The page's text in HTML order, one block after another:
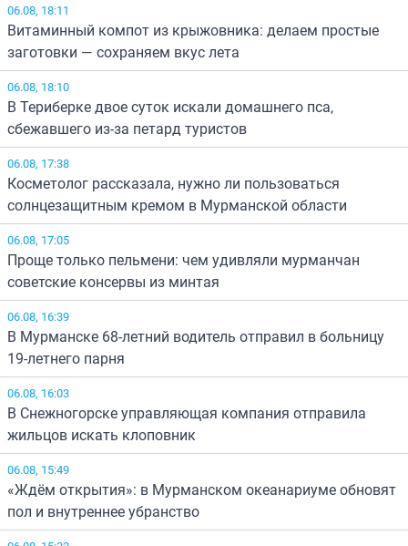
06.08, 18:11
Витаминный компот из крыжовника: делаем простые
заготовки — сохраняем вкус лета
06.08, 18:10
В Териберке двое суток искали домашнего пса,
сбежавшего из-за петард туристов
06.08, 17:38
Косметолог рассказала, нужно ли пользоваться
солнцезащитным кремом в Мурманской области
06.08, 17:05
Проще только пельмени: чем удивляли мурманчан
советские консервы из минтая
06.08, 16:39
В Мурманске 68-летний водитель отправил в больницу
19-летнего парня
06.08, 16:03
В Снежногорске управляющая компания отправила
жильцов искать клоповник
06.08, 15:49
«Ждём открытия»: в Мурманском океанариуме обновят
пол и внутреннее убранство